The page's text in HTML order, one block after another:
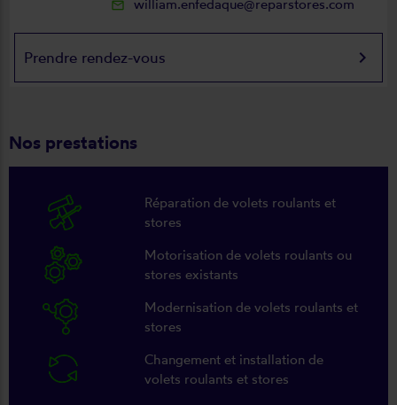
mail_outline william.enfedaque@reparstores.com
Prendre rendez-vous keyboard_arrow_right
Nos prestations
Réparation de volets roulants et
stores
Motorisation de volets roulants ou
stores existants
Modernisation de volets roulants et
stores
Changement et installation de
volets roulants et stores